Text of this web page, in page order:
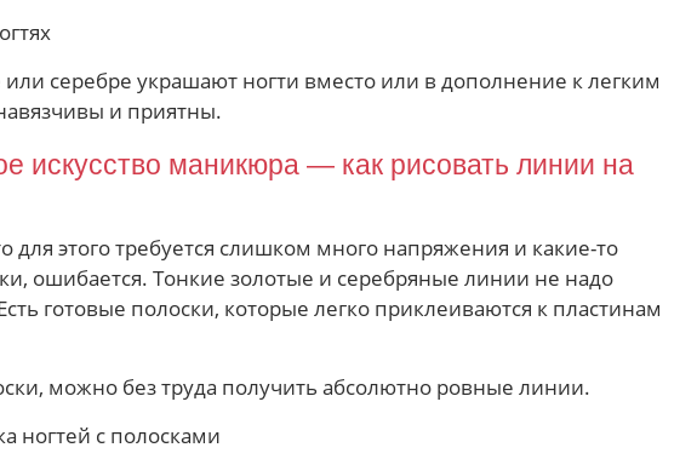
серебре украшают ногти вместо или в дополнение к легким
и приятны.
искусство маникюра — как рисовать линии на
для этого требуется слишком много напряжения и какие-то
ошибается. Тонкие золотые и серебряные линии не надо
готовые полоски, которые легко приклеиваются к пластинам
можно без труда получить абсолютно ровные линии.